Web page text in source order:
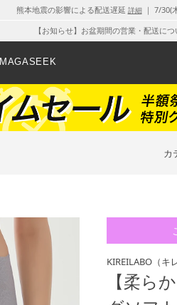
熊本地震の影響による配送遅延 詳細｜ 7/30(
【お知らせ】お盆期間の営業・配送に
MAGASEEK
カ
KIREILABO （キ
【柔ら